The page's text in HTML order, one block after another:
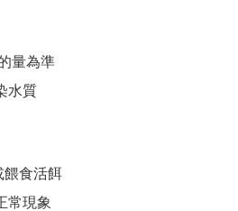
量為準
水質
餵食活餌
常現象